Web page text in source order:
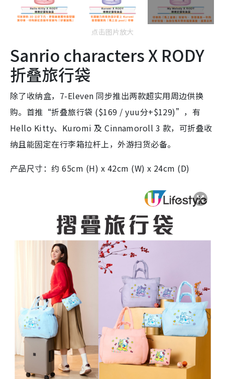
点击图片放大
Sanrio characters X RODY
折叠旅行袋
除了收纳盒，7-Eleven 同步推出两款超实用周边供换
购。首推“折叠旅行袋 ($169 / yuu分+$129)”，有
Hello Kitty、Kuromi 及 Cinnamoroll 3 款，可折叠收
纳且能固定在行李箱拉杆上，外游扫货必备。
产品尺寸：约 65cm (H) x 42cm (W) x 24cm (D)